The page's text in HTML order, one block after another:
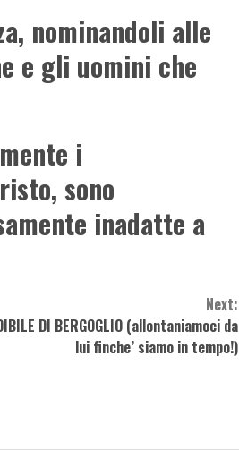
nominandoli alle
e gli uomini che
i
sono
inadatte a
Next:
DI BERGOGLIO (allontaniamoci da
lui finche’ siamo in tempo!)